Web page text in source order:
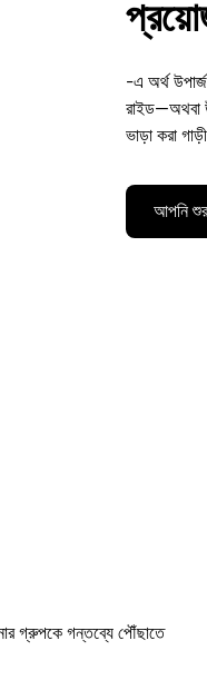
-এ অর্থ
রাইড—অথবা
ভাড়া করা
আপনি
গ্রুপকে গন্তব্যে পৌঁছাতে